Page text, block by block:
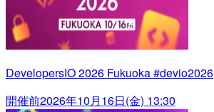
DevelopersIO 2026 Fukuoka #devio2026
開催前2026年10月16日(金) 13:30